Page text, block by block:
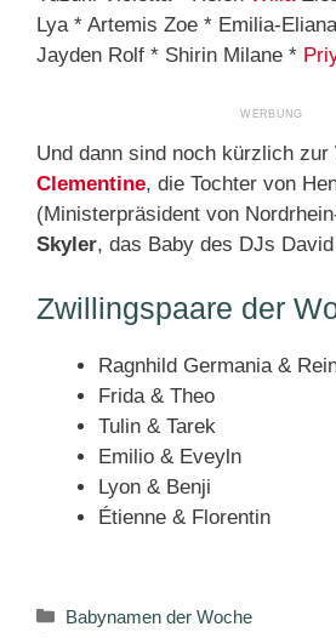
Lya * Artemis Zoe * Emilia-
Jayden Rolf * Shirin Milane *
Und dann sind noch kürzlich zur
Clementine, die Tochter von
(Ministerpräsident von
Skyler, das Baby des DJs
Zwillingspaare der
Ragnhild Germania &
Frida & Theo
Tulin & Tarek
Emilio & Eveyln
Lyon & Benji
Étienne & Florentin
Kategorien
Babynamen der Woche